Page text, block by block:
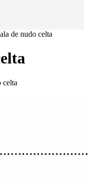
de nudo celta
celta